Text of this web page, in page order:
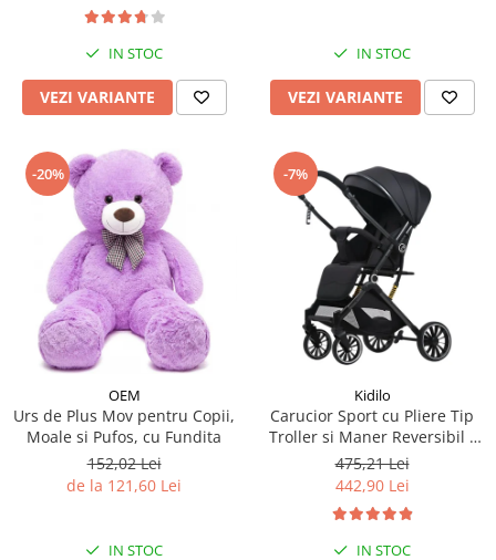
IN STOC
VEZI VARIANTE
IN STOC
VEZI VARIANTE
-20%
OEM
Urs de Plus Mov pentru Copii,
Moale si Pufos, cu Fundita
152,02 Lei
de la 121,60 Lei
IN STOC
-7%
Kidilo
Carucior Sport cu Pliere Tip
Troller si Maner Reversibil -
Negru
475,21 Lei
442,90 Lei
IN STOC